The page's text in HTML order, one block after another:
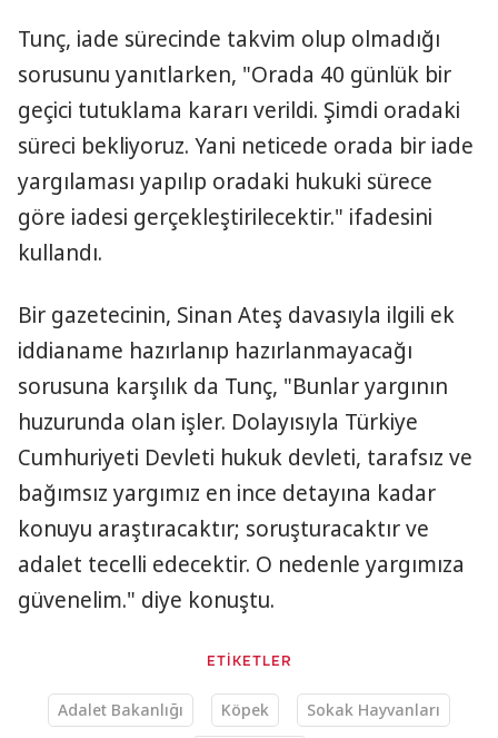
Tunç, iade sürecinde takvim olup olmadığı
sorusunu yanıtlarken, "Orada 40 günlük bir
geçici tutuklama kararı verildi. Şimdi oradaki
süreci bekliyoruz. Yani neticede orada bir iade
yargılaması yapılıp oradaki hukuki sürece
göre iadesi gerçekleştirilecektir." ifadesini
kullandı.
Bir gazetecinin, Sinan Ateş davasıyla ilgili ek
iddianame hazırlanıp hazırlanmayacağı
sorusuna karşılık da Tunç, "Bunlar yargının
huzurunda olan işler. Dolayısıyla Türkiye
Cumhuriyeti Devleti hukuk devleti, tarafsız ve
bağımsız yargımız en ince detayına kadar
konuyu araştıracaktır; soruşturacaktır ve
adalet tecelli edecektir. O nedenle yargımıza
güvenelim." diye konuştu.
ETİKETLER
Adalet Bakanlığı Köpek
Sokak Hayvanları